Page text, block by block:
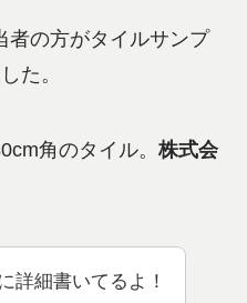
者の方がタイルサンプ
た。
角のタイル。 株式会
詳細書いてるよ！